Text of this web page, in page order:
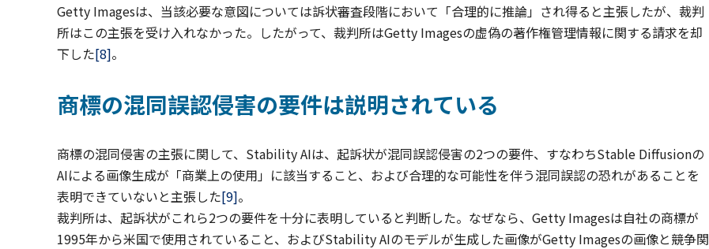
Getty Imagesは、当該必要な意図については訴状審査段階において「合理的に推論」され得ると主張したが、裁判
所はこの主張を受け入れなかった。したがって、裁判所はGetty Imagesの虚偽の著作権管理情報に関する請求を却
下した[8]。
商標の混同誤認侵害の要件は説明されている
商標の混同侵害の主張に関して、Stability AIは、起訴状が混同誤認侵害の2つの要件、すなわちStable Diffusionの
AIによる画像生成が「商業上の使用」に該当すること、および合理的な可能性を伴う混同誤認の恐れがあることを
表明できていないと主張した[9]。
裁判所は、起訴状がこれら2つの要件を十分に表明していると判断した。なぜなら、Getty Imagesは自社の商標が
1995年から米国で使用されていること、およびStability AIのモデルが生成した画像がGetty Imagesの画像と競争関